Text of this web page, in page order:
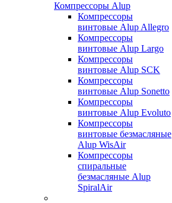
Компрессоры Alup
Компрессоры
винтовые Alup Allegro
Компрессоры
винтовые Alup Largo
Компрессоры
винтовые Alup SCK
Компрессоры
винтовые Alup Sonetto
Компрессоры
винтовые Alup Evoluto
Компрессоры
винтовые безмасляные
Alup WisAir
Компрессоры
спиральные
безмасляные Alup
SpiralAir